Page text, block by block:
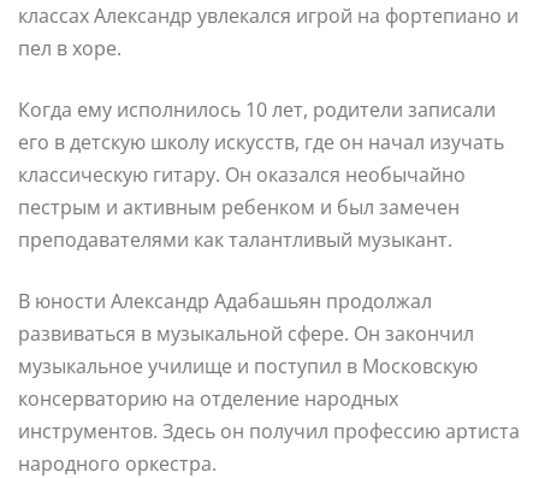
классах Александр увлекался игрой на фортепиано и
пел в хоре.
Когда ему исполнилось 10 лет, родители записали
его в детскую школу искусств, где он начал изучать
классическую гитару. Он оказался необычайно
пестрым и активным ребенком и был замечен
преподавателями как талантливый музыкант.
В юности Александр Адабашьян продолжал
развиваться в музыкальной сфере. Он закончил
музыкальное училище и поступил в Московскую
консерваторию на отделение народных
инструментов. Здесь он получил профессию артиста
народного оркестра.